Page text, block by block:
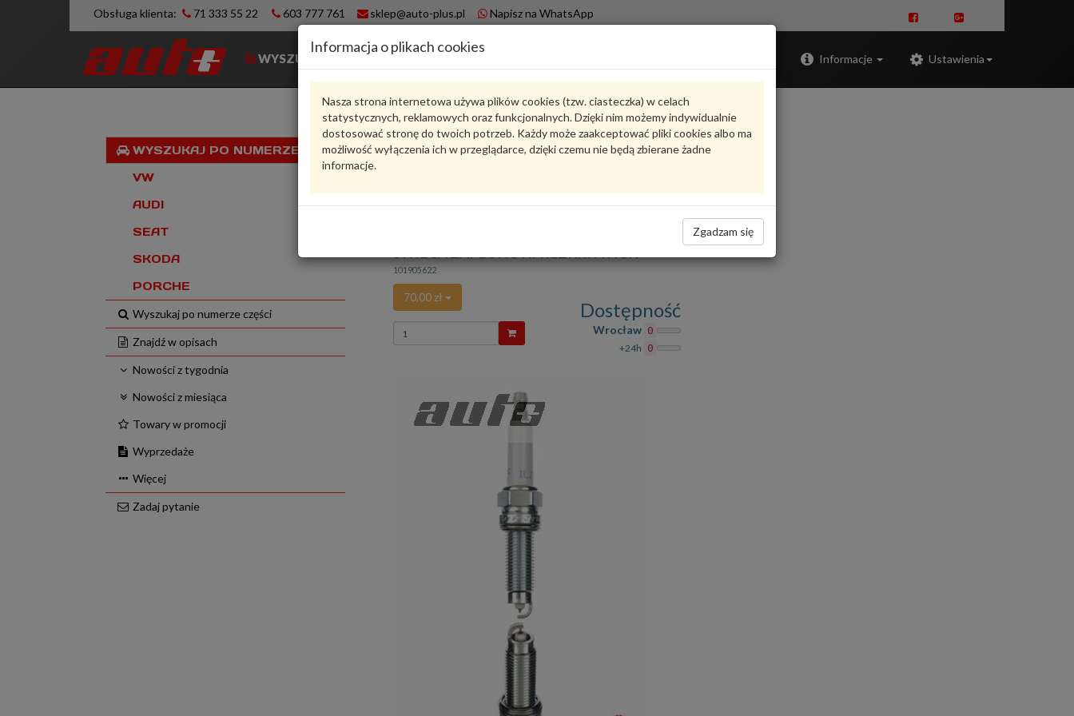
Obsługa klienta: 71 333 55 22 603 777 761 sklep@auto-plus.pl Napisz na WhatsApp
WYSZUKIWARKA Informacje Ustawienia
Informacja o plikach cookies
Nasza strona internetowa używa plików cookies (tzw. ciasteczka) w celach
statystycznych, reklamowych oraz funkcjonalnych. Dzięki nim możemy indywidualnie
dostosować stronę do twoich potrzeb. Każdy może zaakceptować pliki cookies albo ma
możliwość wyłączenia ich w przeglądarce, dzięki czemu nie będą zbierane żadne
informacje.
Zgadzam się
WYSZUKAJ PO NUMERZE VIN
VW
AUDI
SEAT
SKODA
PORCHE
Wyszukaj po numerze części
Znajdź w opisach
Nowości z tygodnia
Nowości z miesiąca
Towary w promocji
Wyprzedaże
Więcej
Zadaj pytanie
Karta produktu
oceń produkt
Zadaj pytanie o produkt
101905622
70,00 zł
Wprowadź
ilość
Dostępność
Wrocław 0
+24h 0